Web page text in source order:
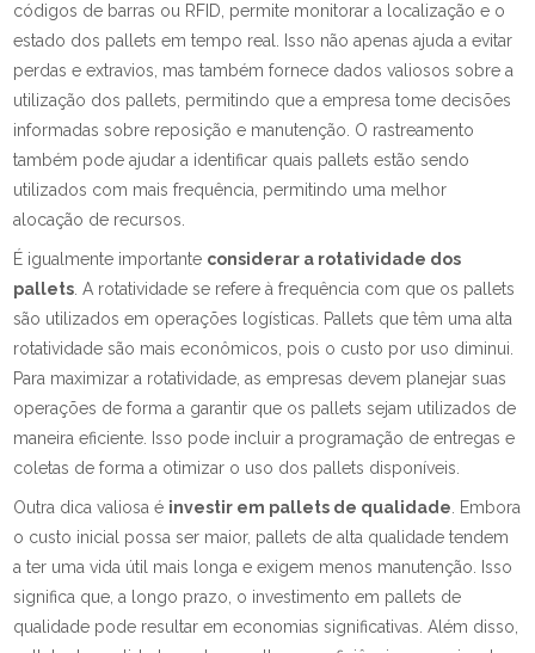
códigos de barras ou RFID, permite monitorar a localização e o
estado dos pallets em tempo real. Isso não apenas ajuda a evitar
perdas e extravios, mas também fornece dados valiosos sobre a
utilização dos pallets, permitindo que a empresa tome decisões
informadas sobre reposição e manutenção. O rastreamento
também pode ajudar a identificar quais pallets estão sendo
utilizados com mais frequência, permitindo uma melhor
alocação de recursos.
É igualmente importante considerar a rotatividade dos
pallets . A rotatividade se refere à frequência com que os pallets
são utilizados em operações logísticas. Pallets que têm uma alta
rotatividade são mais econômicos, pois o custo por uso diminui.
Para maximizar a rotatividade, as empresas devem planejar suas
operações de forma a garantir que os pallets sejam utilizados de
maneira eficiente. Isso pode incluir a programação de entregas e
coletas de forma a otimizar o uso dos pallets disponíveis.
Outra dica valiosa é investir em pallets de qualidade . Embora
o custo inicial possa ser maior, pallets de alta qualidade tendem
a ter uma vida útil mais longa e exigem menos manutenção. Isso
significa que, a longo prazo, o investimento em pallets de
qualidade pode resultar em economias significativas. Além disso,